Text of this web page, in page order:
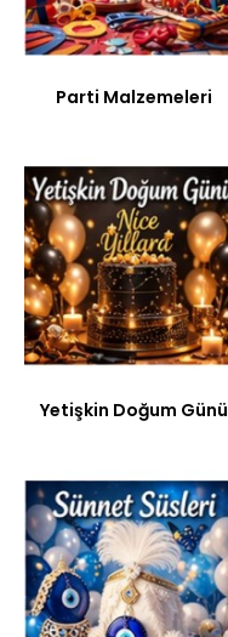
Parti Malzemeleri
Yetişkin Doğum Günü